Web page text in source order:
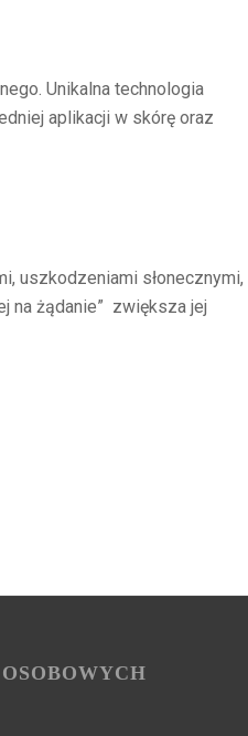
Unikalna technologia
aplikacji w skórę oraz
uszkodzeniami słonecznymi,
na żądanie” zwiększa jej